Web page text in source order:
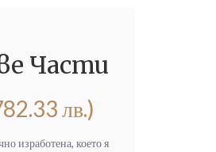
Части
лв.)
изработена, което я